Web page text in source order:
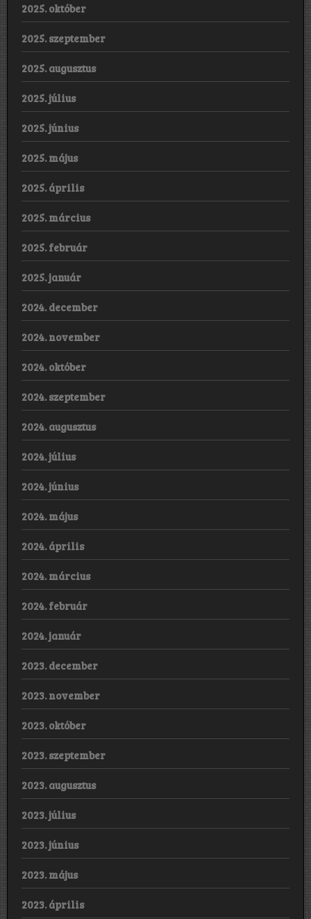
2025. október
2025. szeptember
2025. augusztus
2025. július
2025. június
2025. május
2025. április
2025. március
2025. február
2025. január
2024. december
2024. november
2024. október
2024. szeptember
2024. augusztus
2024. július
2024. június
2024. május
2024. április
2024. március
2024. február
2024. január
2023. december
2023. november
2023. október
2023. szeptember
2023. augusztus
2023. július
2023. június
2023. május
2023. április